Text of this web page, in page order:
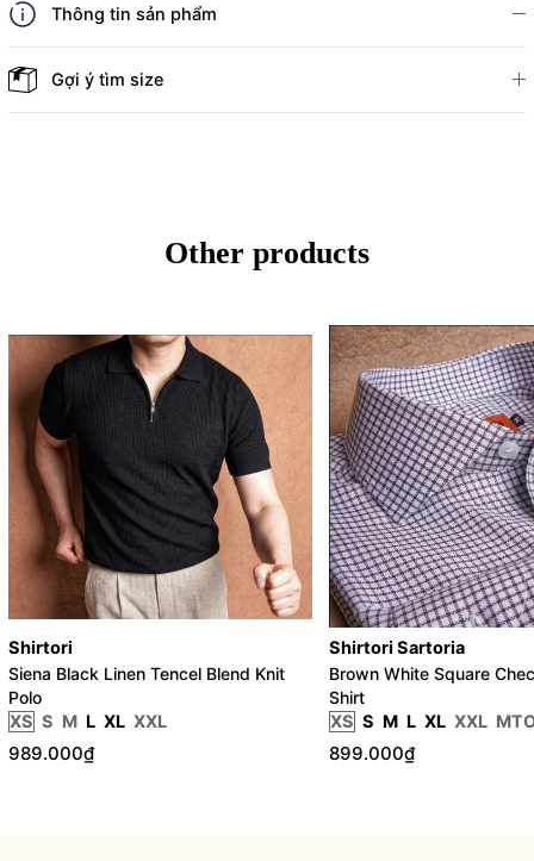
Thông tin sản phẩm
Gợi ý tìm size
Other products
Shirtori
Siena Black Linen Tencel Blend Knit
Polo
XS S M L XL XXL
989.000₫
Shirtori Sartoria
Brown White Square
Shirt
XS S M L XL XXL
899.000₫